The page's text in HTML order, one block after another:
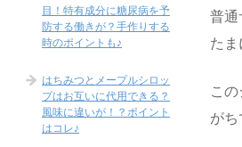
普通
た
こ
が
目！特有成分に糖尿病を予
防する働きが？手作りする
時のポイントも♪
はちみつとメープルシロッ
プはお互いに代用できる？
風味に違いが！？ポイント
はコレ♪